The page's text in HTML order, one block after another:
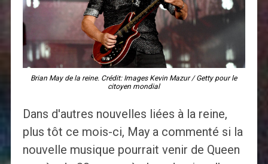
Brian May de la reine. Crédit: Images Kevin Mazur / Getty pour le
citoyen mondial
Dans d'autres nouvelles liées à la reine,
plus tôt ce mois-ci, May a commenté si la
nouvelle musique pourrait venir de Queen